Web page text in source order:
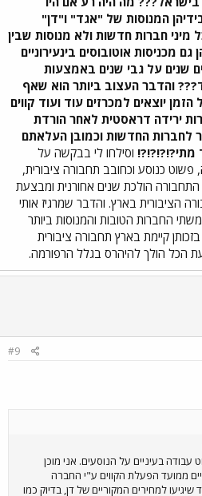
בגודלו בארץ, אחרי "אגד" ו"דן". שר
כי הרפורמה בתחבורה הציבורית נועדה
באמצעות הוזלת התעריפים ושיפור
להמשיך ולקדם את הרפורמה בכל חלקי הארץ.
יתפרסמו מכרזים נוספים להפעלת קווי
בית שאן ונצרת. מקור: אבנר עובדיה,
המנוסות של "אגד" ו"דן"
חברות חדשות ולא מנוסות שבין
מכניסות אוטובוסים בינעירוניים
שנים על גבי שנים באמצעות
והדבר העצוב ביותר הוא שאף
יוצאים למכרזים עוד ועוד קווים
ירידה דראסטית לאחר הורדת
לחברות החדשות וכמובן העלאתם
וסילחו לי בבקשה על
כנוסע וכחובב תחבורה ציבורית,
הולכת שנים אחורנית ומבצעת
הציבורית בארץ. והדבר שמרגיז אותי
החברות הטובות והמנוסות ביותר
קיימת בארץ תחבורה ציבורית
הכל הולך להיהרס בגלל הרפורמה.
#9
עבודה בעיניים על הנוסעים. אני מוכן
ממועד הפעלת הקווים ע"י החברה
למחירים המקוריים של דן, בדיוק כמו